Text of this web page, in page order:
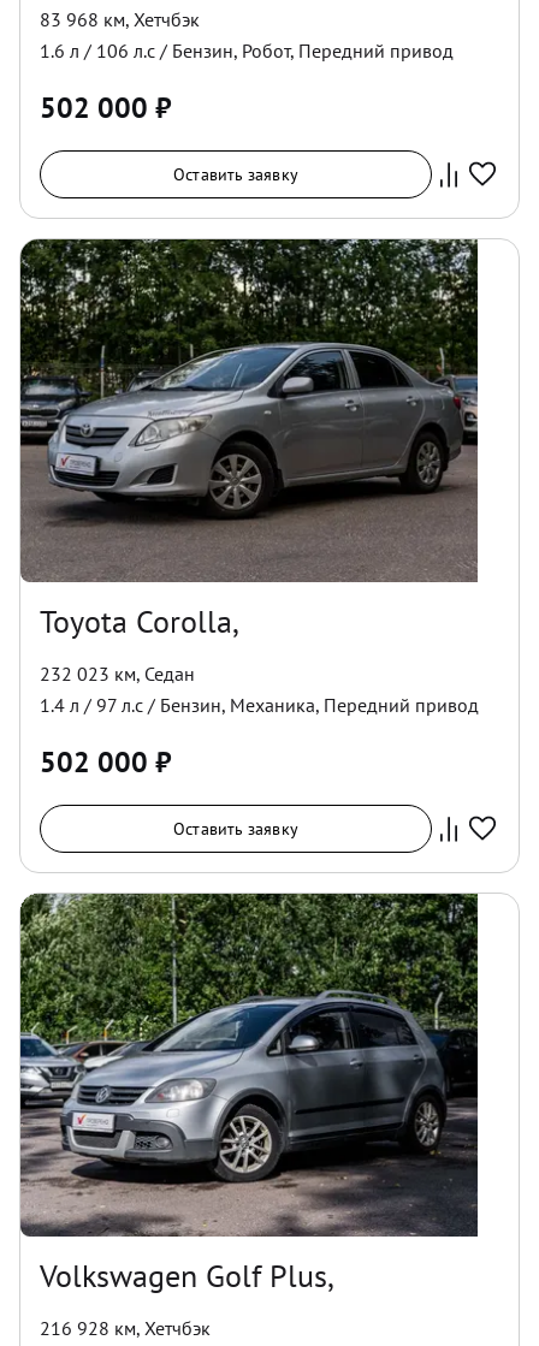
83 968 км, Хетчбэк
1.6 л / 106 л.с / Бензин, Робот, Передний привод
502 000 ₽
Оставить заявку
Toyota Corolla,
232 023 км, Седан
1.4 л / 97 л.с / Бензин, Механика, Передний привод
502 000 ₽
Оставить заявку
Volkswagen Golf Plus,
216 928 км, Хетчбэк